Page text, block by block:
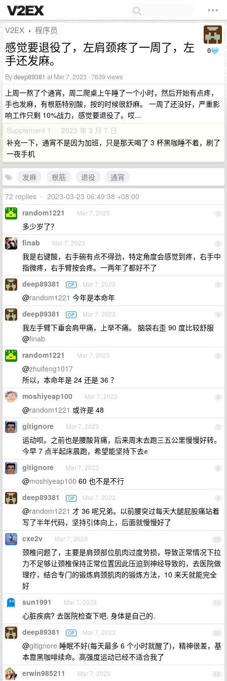
0
V2EX › 程序员
感觉要退役了，左肩颈疼了一周了，左
手还发麻。
Bydeep89381 at Mar 7, 2023 · 7639 views
上周一熬了个通宵，周二爬桌上午睡了一个小时，然后开始有点疼，
手也发麻，有根筋特别酸，按的时候很舒麻。 一周了还没好，严重影
响工作只剩 10%战力，感觉要退役了。哎...
Supplement 1 · 2023 年 3 月 7 日
补充一下，通宵不是因为加班，只是那天喝了 3 杯黑咖睡不着，刷了
一夜手机
发麻 根筋 退役
通宵
72 replies • 2023-03-23 06:49:38 +08:00
1
random1221 Mar 7, 2023
多少岁了？
2
finab Mar 7, 2023
我是右键酸，右手碗有点不得劲，特定角度会感觉到疼，右手中
指微疼，右手臂按会疼。一两年了都好不了
3
deep89381 OP Mar 7, 2023
@random1221 今年是本命年
4
deep89381 OP Mar 7, 2023
我左手臂下垂会肩甲痛，上举不痛。 脑袋右歪 90 度比较舒服
@finab
5
random1221 Mar 7, 2023
@zhuifeng1017
所以，本命年是 24 还是 36 ？
6
moshiyeap100 Mar 7, 2023
@random1221 或许是 48
7
gitignore Mar 7, 2023
运动呗。之前也是腰酸背痛，后来周末去跑三五公里慢慢好转。
今早 7 点半起床晨跑，希望能坚持下去✊
8
gitignore Mar 7, 2023
@moshiyeap100 60 也不是不行
9
deep89381 OP Mar 7, 2023
@random1221 才 36 呢兄弟。以前腰突过每天大腿屁股痛站着
写了半年代码，坚持引体向上，后面就慢慢好了
10
cxe2v Mar 7, 2023
颈椎问题了，主要是肩颈部位肌肉过度劳损，导致正常情况下拉
力不足够让颈椎保持正常位置因此压迫到神经导致的，去医院做
理疗，结合专门的锻炼肩颈肌肉的锻炼方法，10 来天就能完全
好
11
sun1991 Mar 7, 2023
心脏疾病? 去医院检查下吧. 身体是自己的.
12
deep89381 OP Mar 7, 2023
@gitignore 睡眠不好(每天最多 6 个小时就醒了)，精神很差，基
本靠黑咖啡续命。高强度运动已经不适合我了
13
erwin985211 Mar 7, 2023